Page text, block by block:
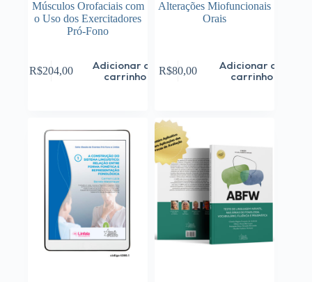
Músculos Orofaciais com
o Uso dos Exercitadores
Pró-Fono
R$204,00
Adicionar ao
carrinho
Alterações Miofuncionais
Orais
R$80,00
Adicionar ao
carrinho